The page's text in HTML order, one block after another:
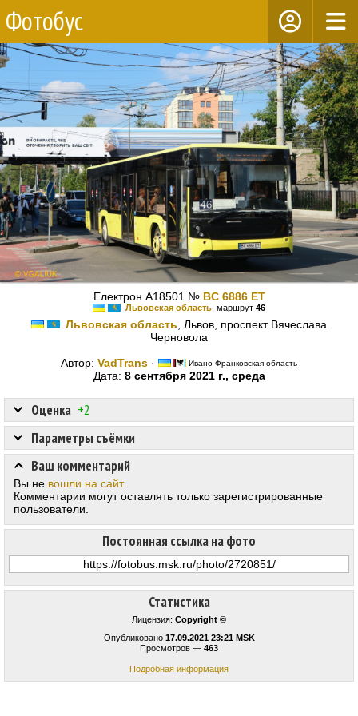
Фотобус
Електрон A18501 № BC 6886 ET
Львовская область , маршрут 46
Львовская область , Львов, проспект Вячеслава
Черновола
Автор: VadTrans · Ивано-Франковская область
Дата: 8 сентября 2021 г., среда
Статистика
Лицензия: Copyright ©
Опубликовано 17.09.2021 23:21 MSK
Просмотров — 463
Подробная информация
Оценка +2
Постоянная ссылка на фото
Параметры съёмки
Ваш комментарий
Вы не вошли на сайт.
Комментарии могут оставлять только зарегистрированные
пользователи.